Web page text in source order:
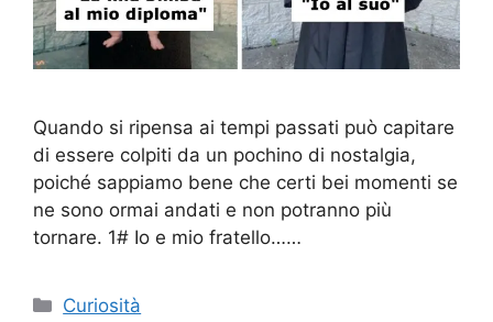
Quando si ripensa ai tempi passati può capitare
di essere colpiti da un pochino di nostalgia,
poiché sappiamo bene che certi bei momenti se
ne sono ormai andati e non potranno più
tornare. 1# Io e mio fratello……
Categorie
Curiosità